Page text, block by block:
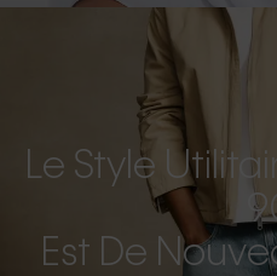
Le Style
Est De